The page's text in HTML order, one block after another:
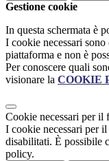
Gestione cookie
In questa schermata è
I cookie necessari
piattaforma e non è
Per conoscere quali
visionare la COOKIE
Cookie necessari per il
I cookie necessari per
disabilitati. È possibile
policy.